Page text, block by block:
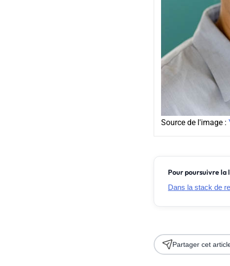
Source de l'image :
Pour poursuivre la
Dans la stack de
Partager cet